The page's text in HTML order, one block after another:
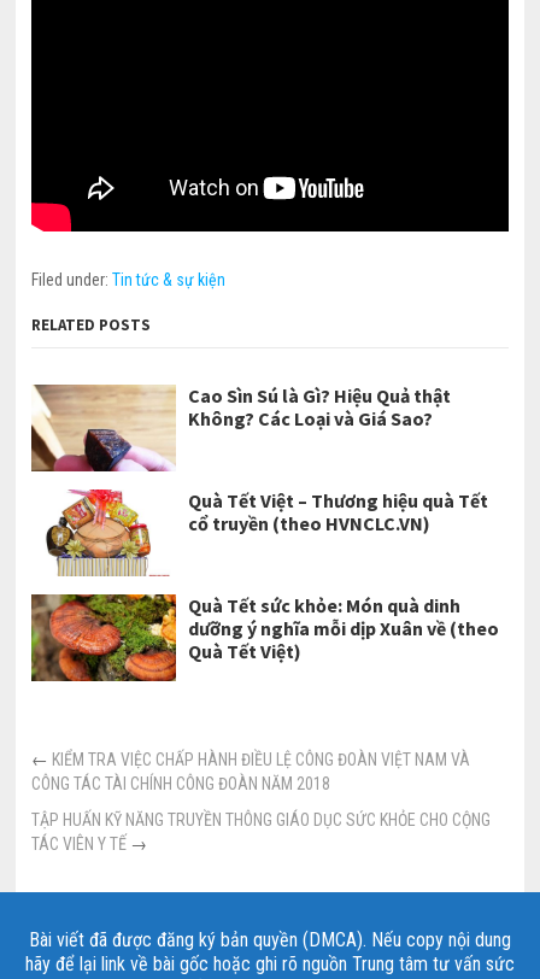
Filed under:Tin tức & sự kiện
RELATED POSTS
Cao Sìn Sú là Gì? Hiệu Quả thật
Không? Các Loại và Giá Sao?
Quà Tết Việt – Thương hiệu quà Tết
cổ truyền (theo HVNCLC.VN)
Quà Tết sức khỏe: Món quà dinh
dưỡng ý nghĩa mỗi dịp Xuân về (theo
Quà Tết Việt)
← KIỂM TRA VIỆC CHẤP HÀNH ĐIỀU LỆ CÔNG ĐOÀN VIỆT NAM VÀ
CÔNG TÁC TÀI CHÍNH CÔNG ĐOÀN NĂM 2018
TẬP HUẤN KỸ NĂNG TRUYỀN THÔNG GIÁO DỤC SỨC KHỎE CHO CỘNG
TÁC VIÊN Y TẾ →
Bài viết đã được đăng ký bản quyền (DMCA). Nếu copy nội dung
hãy để lại link về bài gốc hoặc ghi rõ nguồn Trung tâm tư vấn sức